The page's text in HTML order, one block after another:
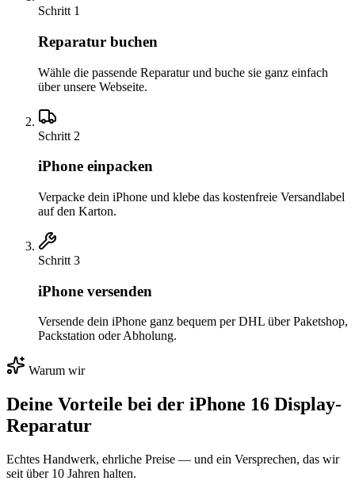
Schritt 1
Reparatur buchen
Wähle die passende Reparatur und buche sie ganz einfach
über unsere Webseite.
Schritt 2
iPhone einpacken
Verpacke dein iPhone und klebe das kostenfreie Versandlabel
auf den Karton.
Schritt 3
iPhone versenden
Versende dein iPhone ganz bequem per DHL über Paketshop,
Packstation oder Abholung.
Warum wir
Deine Vorteile bei der iPhone 16 Display-
Reparatur
Echtes Handwerk, ehrliche Preise — und ein Versprechen, das wir
seit über 10 Jahren halten.